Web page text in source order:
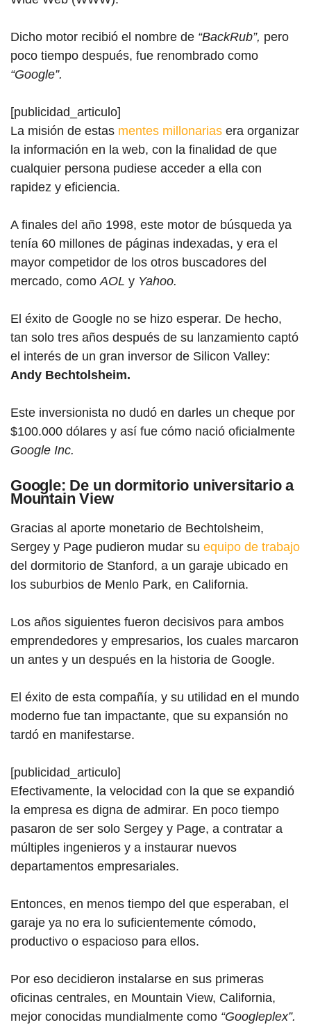
Dicho motor recibió el nombre de “BackRub”, pero
poco tiempo después, fue renombrado como
“Google”.
[publicidad_articulo]
La misión de estas mentes millonarias era organizar
la información en la web, con la finalidad de que
cualquier persona pudiese acceder a ella con
rapidez y eficiencia.
A finales del año 1998, este motor de búsqueda ya
tenía 60 millones de páginas indexadas, y era el
mayor competidor de los otros buscadores del
mercado, comoAOL y Yahoo.
El éxito de Google no se hizo esperar. De hecho,
tan solo tres años después de su lanzamiento captó
el interés de un gran inversor de Silicon Valley:
Andy Bechtolsheim.
Este inversionista no dudó en darles un cheque por
$100.000 dólares y así fue cómo nació oficialmente
Google Inc.
Google: De un dormitorio universitario a
Mountain View
Gracias al aporte monetario de Bechtolsheim,
Sergey y Page pudieron mudar su equipo de trabajo
del dormitorio de Stanford, a un garaje ubicado en
los suburbios de Menlo Park, en California.
Los años siguientes fueron decisivos para ambos
emprendedores y empresarios, los cuales marcaron
un antes y un después en la historia de Google.
El éxito de esta compañía, y su utilidad en el mundo
moderno fue tan impactante, que su expansión no
tardó en manifestarse.
[publicidad_articulo]
Efectivamente, la velocidad con la que se expandió
la empresa es digna de admirar. En poco tiempo
pasaron de ser solo Sergey y Page, a contratar a
múltiples ingenieros y a instaurar nuevos
departamentos empresariales.
Entonces, en menos tiempo del que esperaban, el
garaje ya no era lo suficientemente cómodo,
productivo o espacioso para ellos.
Por eso decidieron instalarse en sus primeras
oficinas centrales, en Mountain View, California,
mejor conocidas mundialmente como “Googleplex”.